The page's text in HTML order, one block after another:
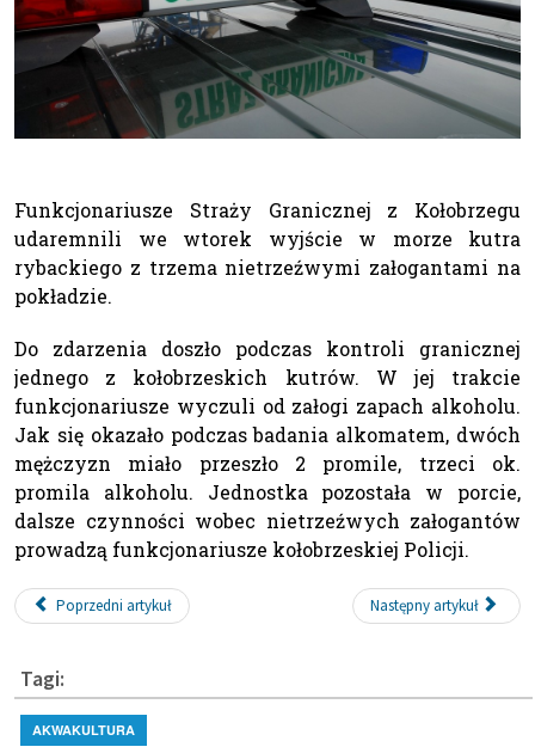
Funkcjonariusze Straży Granicznej z Kołobrzegu
udaremnili we wtorek wyjście w morze kutra
rybackiego z trzema nietrzeźwymi załogantami na
pokładzie.
Do zdarzenia doszło podczas kontroli granicznej
jednego z kołobrzeskich kutrów. W jej trakcie
funkcjonariusze wyczuli od załogi zapach alkoholu.
Jak się okazało podczas badania alkomatem, dwóch
mężczyzn miało przeszło 2 promile, trzeci ok.
promila alkoholu. Jednostka pozostała w porcie,
dalsze czynności wobec nietrzeźwych załogantów
prowadzą funkcjonariusze kołobrzeskiej Policji.
Poprzedni artykuł Następny artykuł
Tagi:
AKWAKULTURA